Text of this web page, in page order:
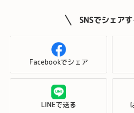
SNSでシェア
Facebookでシェア
LINEで送る